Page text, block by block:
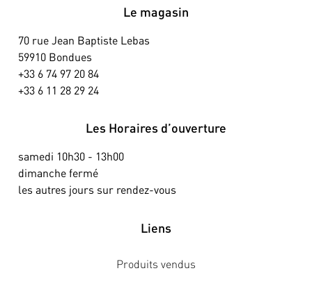
Le magasin
70 rue Jean Baptiste Lebas
59910 Bondues
+33 6 74 97 20 84
+33 6 11 28 29 24
Les Horaires d’ouverture
samedi 10h30 - 13h00
dimanche fermé
les autres jours sur rendez-vous
Liens
Produits vendus